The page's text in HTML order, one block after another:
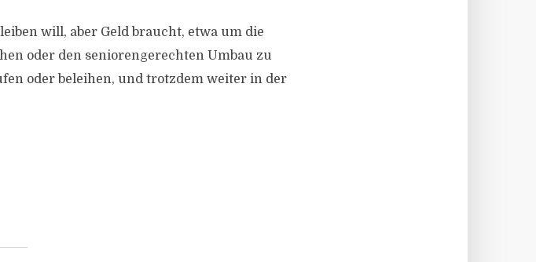
will, aber Geld braucht, etwa um die
oder den seniorengerechten Umbau zu
oder beleihen, und trotzdem weiter in der